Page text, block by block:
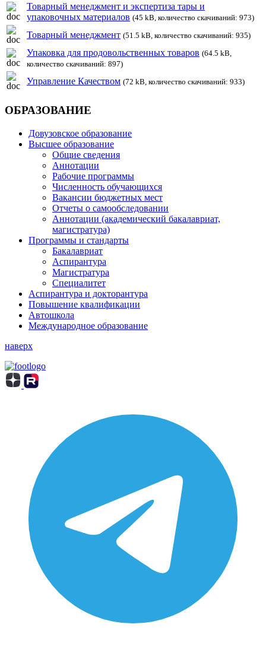
Товарный менеджмент и экспертиза тары и
упаковочных материалов (45 kB, количество скачиваний: 973)
Товарный менеджмент (51.5 kB, количество скачиваний: 935)
Упаковка для продовольственных товаров (64.5 kB,
количество скачиваний: 897)
Управление Качеством (72 kB, количество скачиваний: 933)
ОБРАЗОВАНИЕ
Довузовское образование
Высшее образование
Общие сведения
Аннотации
Рабочие программы
Численность обучающихся
Вакансии бюджетных мест
Отчеты о самообследовании
Аннотации (академический бакалавриат,
магистратура)
Программы и стандарты
Бакалавриат
Аспирантура
Магистратура
Специалитет
Аспирантура и докторантура
Повышение квалификации
Автошкола
Международное образование
наверх